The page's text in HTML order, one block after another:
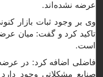
عرضه نشده‌اند.
وی بر وجود ثبات بازار
تاکید کرد و گفت: میان
است.
فاضلی اضافه کرد: در
صنایع مشکلاتی وجود